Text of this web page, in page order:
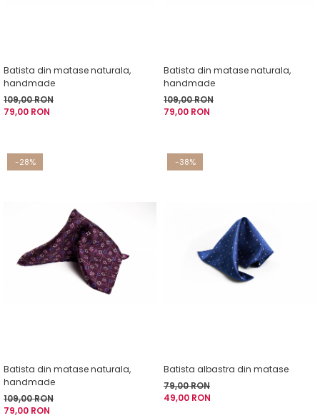
Batista din matase naturala,
handmade
109,00 RON
79,00 RON
Batista din matase naturala,
handmade
109,00 RON
79,00 RON
-28%
Batista din matase naturala,
handmade
109,00 RON
79,00 RON
-38%
Batista albastra din matase
79,00 RON
49,00 RON